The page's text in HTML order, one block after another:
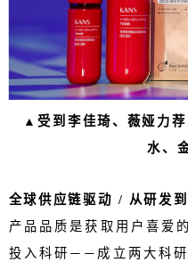
▲ 受到李佳琦、薇娅力
水、
全球供应链驱动 / 从研发
产品品质是获取用户喜爱
投入科研 —— 成立两大科